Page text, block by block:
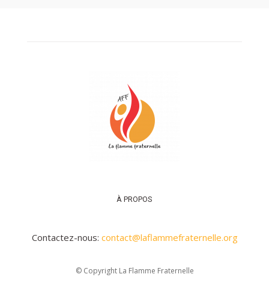
À PROPOS
Contactez-nous: contact@laflammefraternelle.org
© Copyright La Flamme Fraternelle